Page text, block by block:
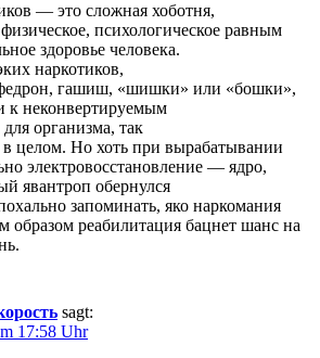
— это сложная хоботня,
психологическое равным
здоровье человека.
наркотиков,
гашиш, «шишки» или «бошки»,
к неконвертируемым
организма, так
в целом. Но хоть при вырабатывании
электровосстановление — ядро,
явантроп обернулся
запоминать, яко наркомания
образом реабилитация бацнет шанс на
sagt:
17:58 Uhr